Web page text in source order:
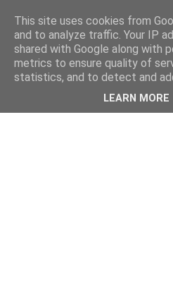
This site uses cookies from
and to analyze traffic. Your IP
shared with Google along with
metrics to ensure quality of
statistics, and to detect and
LEARN MORE